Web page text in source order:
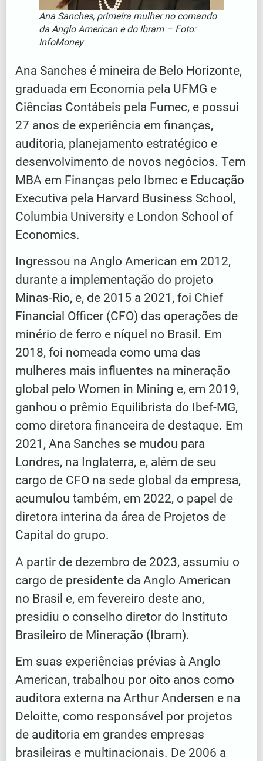
Ana Sanches, primeira mulher no comando
da Anglo American e do Ibram – Foto:
InfoMoney
Ana Sanches é mineira de Belo Horizonte,
graduada em Economia pela UFMG e
Ciências Contábeis pela Fumec, e possui
27 anos de experiência em finanças,
auditoria, planejamento estratégico e
desenvolvimento de novos negócios. Tem
MBA em Finanças pelo Ibmec e Educação
Executiva pela Harvard Business School,
Columbia University e London School of
Economics.
Ingressou na Anglo American em 2012,
durante a implementação do projeto
Minas-Rio, e, de 2015 a 2021, foi Chief
Financial Officer (CFO) das operações de
minério de ferro e níquel no Brasil. Em
2018, foi nomeada como uma das
mulheres mais influentes na mineração
global pelo Women in Mining e, em 2019,
ganhou o prêmio Equilibrista do Ibef-MG,
como diretora financeira de destaque. Em
2021, Ana Sanches se mudou para
Londres, na Inglaterra, e, além de seu
cargo de CFO na sede global da empresa,
acumulou também, em 2022, o papel de
diretora interina da área de Projetos de
Capital do grupo.
A partir de dezembro de 2023, assumiu o
cargo de presidente da Anglo American
no Brasil e, em fevereiro deste ano,
presidiu o conselho diretor do Instituto
Brasileiro de Mineração (Ibram).
Em suas experiências prévias à Anglo
American, trabalhou por oito anos como
auditora externa na Arthur Andersen e na
Deloitte, como responsável por projetos
de auditoria em grandes empresas
brasileiras e multinacionais. De 2006 a